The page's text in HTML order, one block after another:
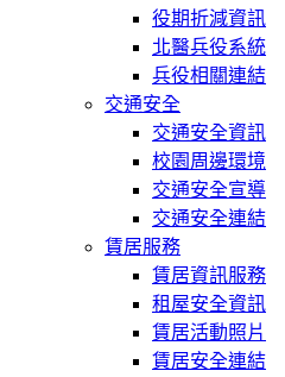
役期折減資訊
北醫兵役系統
兵役相關連結
交通安全
交通安全資訊
校園周邊環境
交通安全宣導
交通安全連結
賃居服務
賃居資訊服務
租屋安全資訊
賃居活動照片
賃居安全連結